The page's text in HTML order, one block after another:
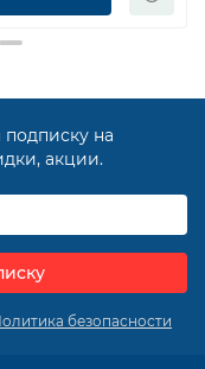
на
акции.
безопасности